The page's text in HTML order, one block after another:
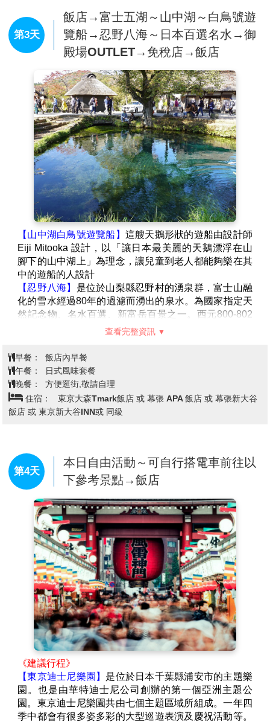
【江之島電鐵】是連接神奈川縣藤澤市和鎌倉市之間的
一條鐵路線，全長約10公里，沿途風景優美，經過多個
觀光景點，是前往江之島和鎌倉地區旅遊的重要交通工
具。
**※江之電電車如遇客滿或不可抗力因素無法搭乘時，
則退費每人300日幣。**
**江之電體驗：需步行前往長谷站搭乘江之電(所需時間
約 15～20分，體驗費用已包含)**
【江之島】是鐮倉西面的一個小島，與鐮倉之間有一座
長 400 公尺長的橋。長期以來，這裡都是東京人一日遊
的熱門目的地。尤其是在江戶時代(1603-1867年)，很
多歌舞伎藝人等娛樂從業者都喜歡到這裡遊玩。如今，
江之島成為了一座融合傳統與現代的繁華島嶼，商店、
旅館和餐廳隨處可見，觀光景點也多不勝數。
【江島神社】
是一座位於日本神奈川縣江之島的神社。
現在是神社本廳的別表神社，也被公認為是日本三大辯
天之一，主要供奉宗像三女神。而位於江之島西方的
「奧津宮」供奉多紀理毘賣命，位於江之島中心的「中
津宮」供奉市寸島比賣命，位於江之島北方的「邊津
宮」供奉多岐都比賣命，三者統稱「江島大神」。
第3天
飯店→富士五湖～山中湖～白鳥號遊
覽船→忍野八海～日本百選名水→御
殿場OUTLET→免稅店→飯店
【山中湖白鳥號遊覽船】 這艘天鵝形狀的遊船由設計師
Eiji Mitooka 設計，以「讓日本最美麗的天鵝漂浮在山
腳下的山中湖上」為理念，讓兒童到老人都能夠樂在其
中的遊船的人設計
【忍野八海】 是位於山梨縣忍野村的湧泉群，富士山融
化的雪水經過80年的過濾而湧出的泉水。為國家指定天
然記念物、名水百選、新富岳百景之一。西元800-802
年間富士山發生延曆噴發，宇津湖分為山中湖與忍野
水，即今日的忍野八海。
【御殿場OUTLET】
總面積占地約12萬坪，擁有購物商場、飯店、溫泉設
施、遊樂場與商場，是日本國內規模最大級別的暢貨中
心，約 290 家店舖類型超多元，商品價格也相當優惠，
查看完整資訊
早餐：
飯店內早餐
午餐：
日式風味套餐
晚餐：
方便逛街,敬請自理
住宿：
東京大森Tmark飯店 或 幕張 APA 飯店 或 幕張新大谷
飯店 或 東京新大谷INN或 同級
第4天
本日自由活動～可自行搭電車前往以
下參考景點→飯店
《建議行程》
【東京迪士尼樂園】 是位於日本千葉縣浦安市的主題樂
園。也是由華特迪士尼公司創辦的第一個亞洲主題公
園。東京迪士尼樂園共由七個主題區域所組成。一年四
季中都會有很多姿多彩的大型巡遊表演及慶祝活動等。